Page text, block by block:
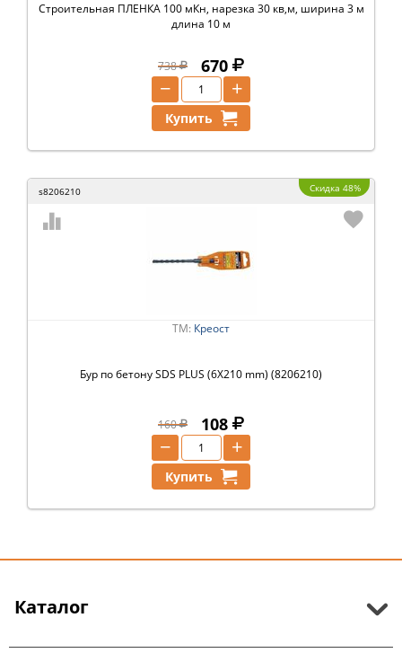
Строительная ПЛЕНКА 100 мКн, нарезка 30 кв,м, ширина 3 м
длина 10 м
738 670
+
−
Купить
s8206210 Скидка 48%
ТМ: Креост
Бур пo бетону SDS PLUS (6X210 mm) (8206210)
160 108
+
−
Купить
Каталог